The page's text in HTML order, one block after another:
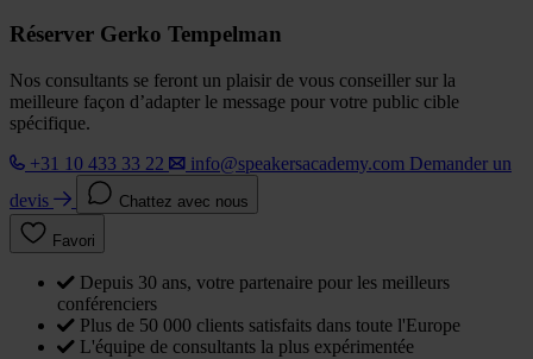
Réserver Gerko Tempelman
Nos consultants se feront un plaisir de vous conseiller sur la
meilleure façon d’adapter le message pour votre public cible
spécifique.
+31 10 433 33 22
info@speakersacademy.com Demander un
devis
Chattez avec nous
Favori
Depuis 30 ans, votre partenaire pour les meilleurs
conférenciers
Plus de 50 000 clients satisfaits dans toute l'Europe
L'équipe de consultants la plus expérimentée